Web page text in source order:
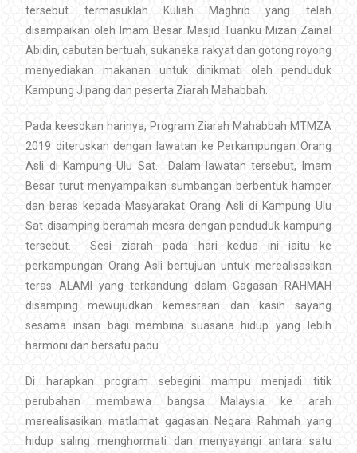
tersebut termasuklah Kuliah Maghrib yang telah
disampaikan oleh Imam Besar Masjid Tuanku Mizan Zainal
Abidin, cabutan bertuah, sukaneka rakyat dan gotong royong
menyediakan makanan untuk dinikmati oleh penduduk
Kampung Jipang dan peserta Ziarah Mahabbah.
Pada keesokan harinya, Program Ziarah Mahabbah MTMZA
2019 diteruskan dengan lawatan ke Perkampungan Orang
Asli di Kampung Ulu Sat. Dalam lawatan tersebut, Imam
Besar turut menyampaikan sumbangan berbentuk hamper
dan beras kepada Masyarakat Orang Asli di Kampung Ulu
Sat disamping beramah mesra dengan penduduk kampung
tersebut. Sesi ziarah pada hari kedua ini iaitu ke
perkampungan Orang Asli bertujuan untuk merealisasikan
teras ALAMI yang terkandung dalam Gagasan RAHMAH
disamping mewujudkan kemesraan dan kasih sayang
sesama insan bagi membina suasana hidup yang lebih
harmoni dan bersatu padu.
Di harapkan program sebegini mampu menjadi titik
perubahan membawa bangsa Malaysia ke arah
merealisasikan matlamat gagasan Negara Rahmah yang
hidup saling menghormati dan menyayangi antara satu